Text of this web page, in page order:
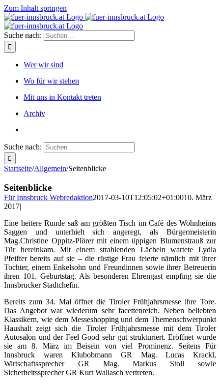
Zum Inhalt springen
Suche nach:
Wer wir sind
Wo für wir stehen
Mit uns in Kontakt treten
Archiv
Suche nach:
Startseite/Allgemein/Seitenblicke
Seitenblicke
Für Innsbruck Webredaktion2017-03-10T12:05:02+01:0010. März
2017|
Eine heitere Runde saß am größten Tisch im Café des Wohnheims
Saggen und unterhielt sich angeregt, als Bürgermeisterin
Mag.Christine Oppitz-Plörer mit einem üppigen Blumenstrauß zur
Tür hereinkam. Mit einem strahlenden Lächeln wartete Lydia
Pfeiffer bereits auf sie – die rüstige Frau feierte nämlich mit ihrer
Tochter, einem Enkelsohn und Freundinnen sowie ihrer Betreuerin
ihren 101. Geburtstag. Als besonderen Ehrengast empfing sie die
Innsbrucker Stadtchefin.
Bereits zum 34. Mal öffnet die Tiroler Frühjahrsmesse ihre Tore.
Das Angebot war wiederum sehr facettenreich. Neben beliebten
Klassikern, wie dem Messeshopping und dem Themenschwerpunkt
Haushalt zeigt sich die Tiroler Frühjahrsmesse mit dem Tiroler
Autosalon und der Feel Good sehr gut strukturiert. Eröffnet wurde
sie am 8. März im Beisein von viel Prominenz. Seitens Für
Innsbruck waren Klubobmann GR Mag. Lucas Krackl,
Wirtschaftssprecher GR Mag. Markus Stoll sowie
Sicherheitssprecher GR Kurt Wallasch vertreten.